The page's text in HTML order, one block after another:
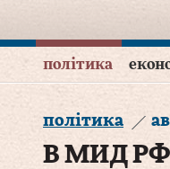
політика
політика
В МИД РФ